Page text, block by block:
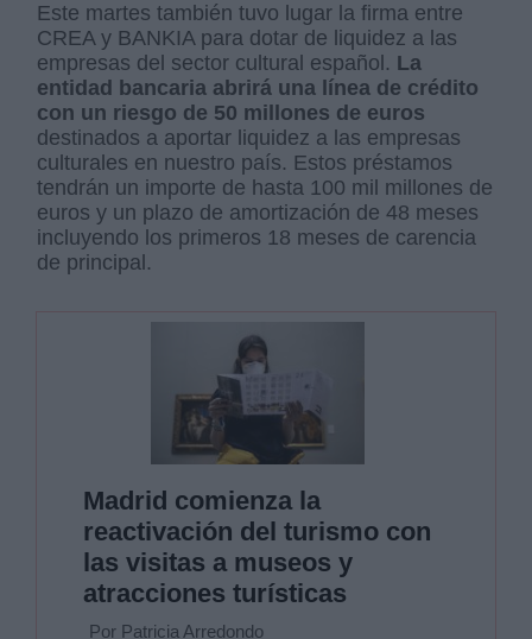
Este martes también tuvo lugar la firma entre
CREA y BANKIA para dotar de liquidez a las
empresas del sector cultural español. La
entidad bancaria abrirá una línea de crédito
con un riesgo de 50 millones de euros
destinados a aportar liquidez a las empresas
culturales en nuestro país. Estos préstamos
tendrán un importe de hasta 100 mil millones de
euros y un plazo de amortización de 48 meses
incluyendo los primeros 18 meses de carencia
de principal.
Madrid comienza la
reactivación del turismo con
las visitas a museos y
atracciones turísticas
Por Patricia Arredondo